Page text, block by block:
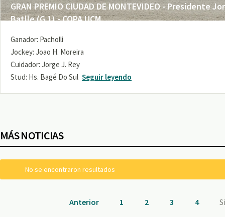
GRAN PREMIO CIUDAD DE MONTEVIDEO - Presidente
Batlle (G 1) - COPA UCM
Ganador: Pacholli
Jockey: Joao H. Moreira
Cuidador: Jorge J. Rey
Stud: Hs. Bagé Do Sul Seguir leyendo
MÁS NOTICIAS
No se encontraron resultados
Anterior 1 2 3 4